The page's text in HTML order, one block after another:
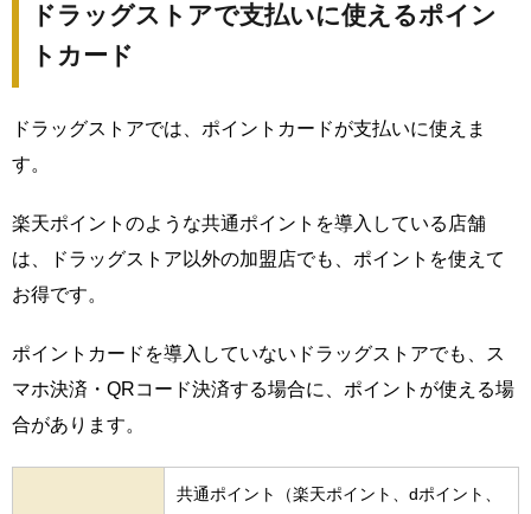
ドラッグストアで支払いに使えるポイン
トカード
ドラッグストアでは、ポイントカードが支払いに使えま
す。
楽天ポイントのような共通ポイントを導入している店舗
は、ドラッグストア以外の加盟店でも、ポイントを使えて
お得です。
ポイントカードを導入していないドラッグストアでも、ス
マホ決済・QRコード決済する場合に、ポイントが使える場
合があります。
共通ポイント（楽天ポイント、dポイント、